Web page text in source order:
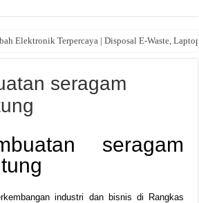
Elektronik Terpercaya | Disposal E-Waste,
seragam
seragam
industri dan bisnis di Rangkas